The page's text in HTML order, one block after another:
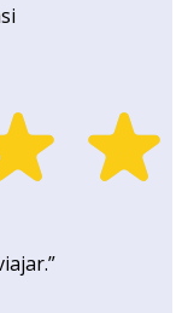
”